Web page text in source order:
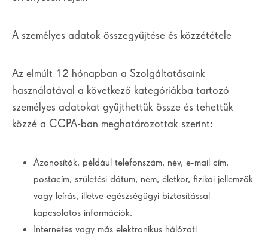
A személyes adatok összegyűjtése és közzététele
Az elmúlt 12 hónapban a Szolgáltatásaink
használatával a következő kategóriákba tartozó
személyes adatokat gyűjthettük össze és tehettük
közzé a CCPA-ban meghatározottak szerint:
Azonosítók, például telefonszám, név, e-mail cím,
postacím, születési dátum, nem, életkor, fizikai jellemzők
vagy leírás, illetve egészségügyi biztosítással
kapcsolatos információk.
Internetes vagy más elektronikus hálózati